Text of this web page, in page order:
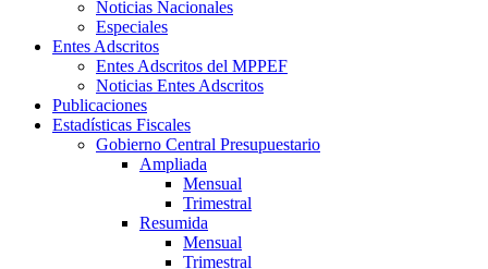
Noticias Nacionales
Especiales
Entes Adscritos
Entes Adscritos del MPPEF
Noticias Entes Adscritos
Publicaciones
Estadísticas Fiscales
Gobierno Central Presupuestario
Ampliada
Mensual
Trimestral
Resumida
Mensual
Trimestral